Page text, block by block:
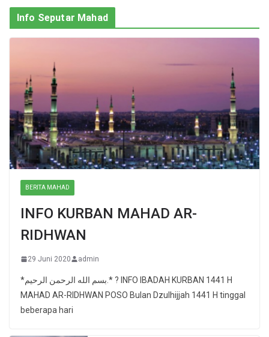
Info Seputar Mahad
BERITA MAHAD
INFO KURBAN MAHAD AR-
RIDHWAN
29 Juni 2020 admin
*بسم الله الرحمن الرحيم.* ? INFO IBADAH KURBAN 1441 H
MAHAD AR-RIDHWAN POSO Bulan Dzulhijjah 1441 H tinggal
beberapa hari